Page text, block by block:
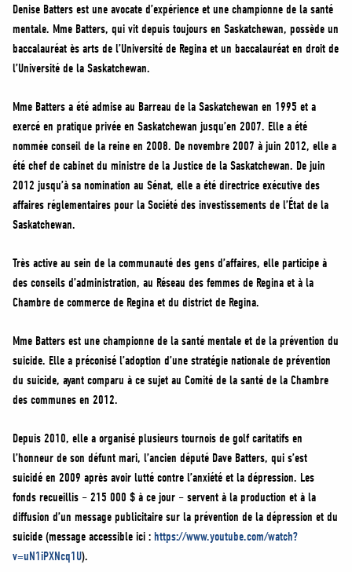
MÉDIAS
BÉNÉVOLE
ADHÉREZ
Denise Batters est une avocate d’expérience et une championne de la santé
mentale. Mme Batters, qui vit depuis toujours en Saskatchewan, possède un
baccalauréat ès arts de l’Université de Regina et un baccalauréat en droit de
l’Université de la Saskatchewan.
Mme Batters a été admise au Barreau de la Saskatchewan en 1995 et a
exercé en pratique privée en Saskatchewan jusqu’en 2007. Elle a été
nommée conseil de la reine en 2008. De novembre 2007 à juin 2012, elle a
été chef de cabinet du ministre de la Justice de la Saskatchewan. De juin
2012 jusqu’à sa nomination au Sénat, elle a été directrice exécutive des
affaires réglementaires pour la Société des investissements de l’État de la
Saskatchewan.
Très active au sein de la communauté des gens d’affaires, elle participe à
des conseils d’administration, au Réseau des femmes de Regina et à la
Chambre de commerce de Regina et du district de Regina.
Mme Batters est une championne de la santé mentale et de la prévention du
suicide. Elle a préconisé l’adoption d’une stratégie nationale de prévention
du suicide, ayant comparu à ce sujet au Comité de la santé de la Chambre
des communes en 2012.
Depuis 2010, elle a organisé plusieurs tournois de golf caritatifs en
l’honneur de son défunt mari, l’ancien député Dave Batters, qui s’est
suicidé en 2009 après avoir lutté contre l’anxiété et la dépression. Les
fonds recueillis – 215 000 $ à ce jour – servent à la production et à la
diffusion d’un message publicitaire sur la prévention de la dépression et du
suicide (message accessible ici : https://www.youtube.com/watch?
v=uN1iPXNcq1U).